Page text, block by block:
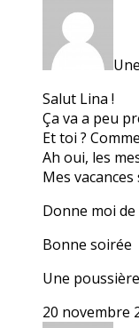
Salut Lina !
Ça va a peu
Et toi ?
Ah oui, les
Mes
Donne moi
Bonne soirée
Une
20 novembre